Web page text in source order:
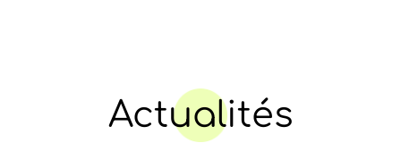
Actualités